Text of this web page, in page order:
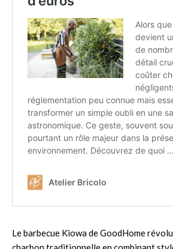
Le barbecue Kiowa de GoodHome